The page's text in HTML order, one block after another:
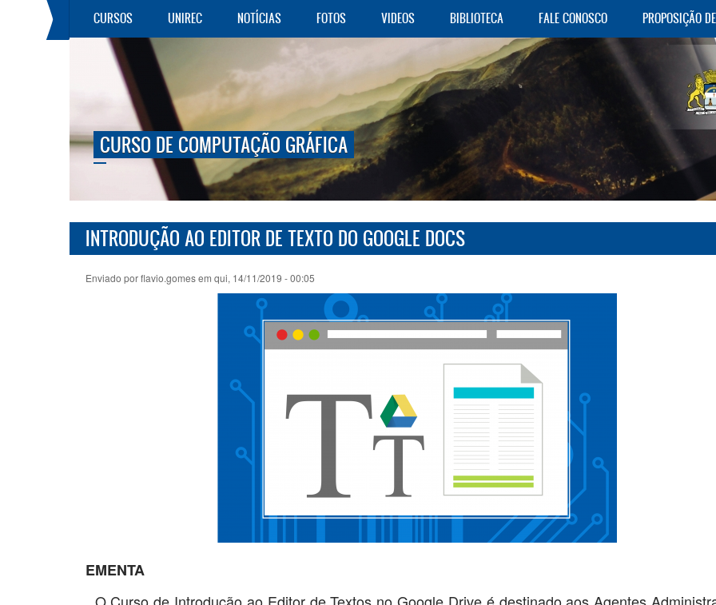
Pular para o conteúdo principal
CURSOS UNIREC NOTÍCIAS FOTOS VIDEOS BIBLIOTECA FALE CONOSCO PROPOSIÇÃO
CURSO DE COMPUTAÇÃO GRÁFICA
INTRODUÇÃO AO EDITOR DE TEXTO DO GOOGLE DOCS
Enviado porflavio.gomesem qui, 14/11/2019 - 00:05
EMENTA